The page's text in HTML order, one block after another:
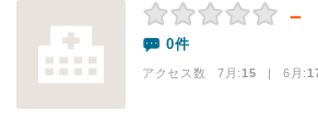
－
0件
アクセス数 7月:15 | 6月: